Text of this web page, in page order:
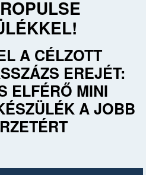
A CÉLZOTT
EREJÉT:
ELFÉRŐ MINI
A JOBB